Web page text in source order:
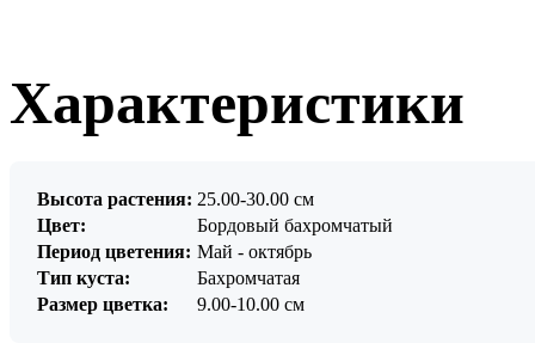
Характеристики
Высота растения: 25.00-30.00 см
Цвет:
Бордовый бахромчатый
Период цветения: Май - октябрь
Тип куста:
Бахромчатая
Размер цветка:
9.00-10.00 см